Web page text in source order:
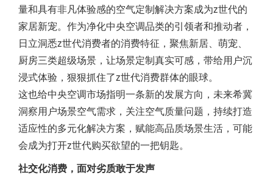
量和具有非凡体验感的空气定制解决方案成为z世代的
家居新宠。作为净化中央空调品类的引领者和推动者，
日立洞悉z世代消费者的消费特征，聚焦新居、萌宠、
厨房三类超级场景，让场景定制真实可感，带给用户沉
浸式体验，狠狠抓住了z世代消费群体的眼球。
这也给中央空调市场指明一条新的发展方向，未来希冀
洞察用户场景空气需求，关注空气质量问题，持续打造
适应性的多元化解决方案，赋能高品质场景生活，可能
会成为打开z世代购买欲望的一把钥匙。
社交化消费，面对劣质敢于发声